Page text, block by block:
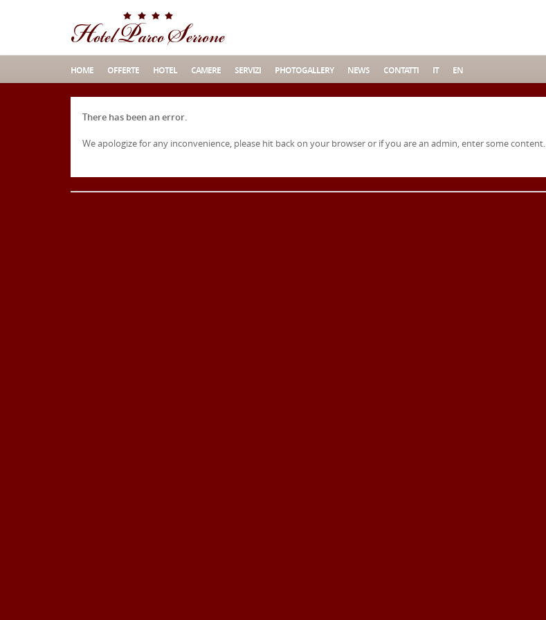
HOME OFFERTE HOTEL CAMERE SERVIZI PHOTOGALLERY NEWS CONTATTI IT EN
There has been an error.
We apologize for any inconvenience, please hit back on your browser or if you are an admin, enter some content.